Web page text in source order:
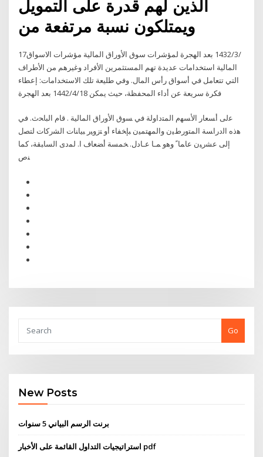
الذين لهم قدرة على التمويل
ويمتلكون نسبة مرتفعة من
17‏‏/3‏‏/1432 بعد الهجرة لمؤشرات سوق الأوراق المالية مؤشرات الاسواق
المالية استخدامات عديدة تهم المستثمرين الأفراد وغيرهم من الأطراف
التي تتعامل في أسواق رأس المال. وفي طليعة تلك الاستخدامات: إعطاء
فكرة سريعة عن أداء المحفظة، حيث يمكن 18‏‏/4‏‏/1442 بعد الهجرة
ﻋﻟﯽ أﺴﻌﺎر اﻷﺴﻬم اﻟﻤﺘداوﻟﺔ ﻓﻲ ﺴوق اﻷوراق اﻟﻤﺎﻟﻴﺔ . ﻗﺎم اﻟﺒﺎﺤث. ﻓﻲ
ﻫذه اﻟدراﺴﺔ اﻟﻤﺘورطﻴن واﻟﻤﻬﺘﻤﻴن ﺒﺈﺨﻔﺎء أو ﺘزوﻴر ﺒﻴﺎﻨﺎت اﻟﺸرﮐﺎت ﻟﺘﺼل
إﻟﯽ ﻋﺸرﻴن ﻋﺎﻤﺎﹰ وﻫو ﻤـﺎ ﻋـﺎدل. ﺨﻤﺴﺔ أﻀﻌﺎف ا. ﻟﻤدى اﻟﺴﺎﺒﻘﺔ، ﮐﻤﺎ
Go
New Posts
برنت الرسم البياني 5 سنوات
استراتيجيات التداول القائمة على الأخبار pdf